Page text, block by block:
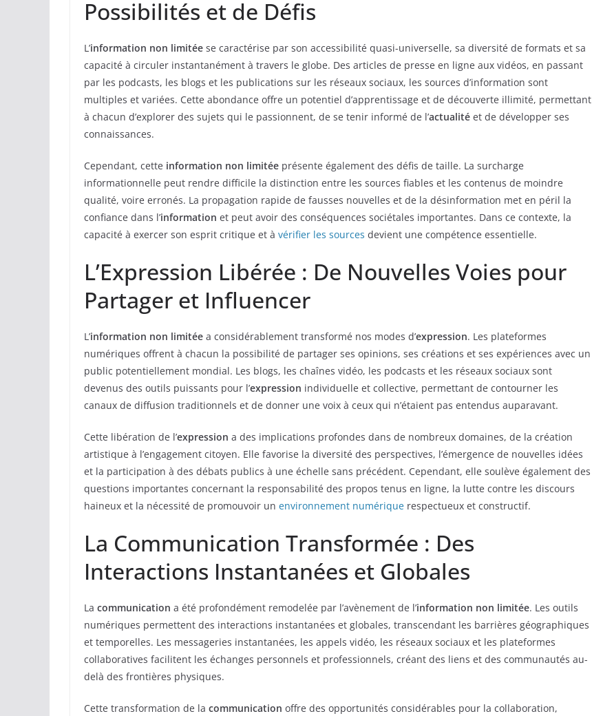
Possibilités et de Défis
L’information non limitée se caractérise par son accessibilité quasi-universelle, sa diversité de formats et sa
capacité à circuler instantanément à travers le globe. Des articles de presse en ligne aux vidéos, en passant
par les podcasts, les blogs et les publications sur les réseaux sociaux, les sources d’information sont
multiples et variées. Cette abondance offre un potentiel d’apprentissage et de découverte illimité, permettant
à chacun d’explorer des sujets qui le passionnent, de se tenir informé de l’actualité et de développer ses
connaissances.
Cependant, cette information non limitée présente également des défis de taille. La surcharge
informationnelle peut rendre difficile la distinction entre les sources fiables et les contenus de moindre
qualité, voire erronés. La propagation rapide de fausses nouvelles et de la désinformation met en péril la
confiance dans l’information et peut avoir des conséquences sociétales importantes. Dans ce contexte, la
capacité à exercer son esprit critique et à vérifier les sources devient une compétence essentielle.
L’Expression Libérée : De Nouvelles Voies pour
Partager et Influencer
L’information non limitée a considérablement transformé nos modes d’expression. Les plateformes
numériques offrent à chacun la possibilité de partager ses opinions, ses créations et ses expériences avec un
public potentiellement mondial. Les blogs, les chaînes vidéo, les podcasts et les réseaux sociaux sont
devenus des outils puissants pour l’expression individuelle et collective, permettant de contourner les
canaux de diffusion traditionnels et de donner une voix à ceux qui n’étaient pas entendus auparavant.
Cette libération de l’expression a des implications profondes dans de nombreux domaines, de la création
artistique à l’engagement citoyen. Elle favorise la diversité des perspectives, l’émergence de nouvelles idées
et la participation à des débats publics à une échelle sans précédent. Cependant, elle soulève également des
questions importantes concernant la responsabilité des propos tenus en ligne, la lutte contre les discours
haineux et la nécessité de promouvoir un environnement numérique respectueux et constructif.
La Communication Transformée : Des
Interactions Instantanées et Globales
La communication a été profondément remodelée par l’avènement de l’information non limitée. Les outils
numériques permettent des interactions instantanées et globales, transcendant les barrières géographiques
et temporelles. Les messageries instantanées, les appels vidéo, les réseaux sociaux et les plateformes
collaboratives facilitent les échanges personnels et professionnels, créant des liens et des communautés au-
delà des frontières physiques.
Cette transformation de la communication offre des opportunités considérables pour la collaboration,